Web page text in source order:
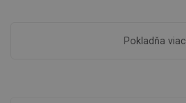
Pokladňa viac